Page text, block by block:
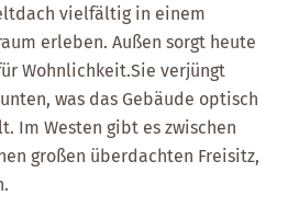
vielfältig in einem
erleben. Außen sorgt heute
Wohnlichkeit.Sie verjüngt
was das Gebäude optisch
Im Westen gibt es zwischen
großen überdachten Freisitz,